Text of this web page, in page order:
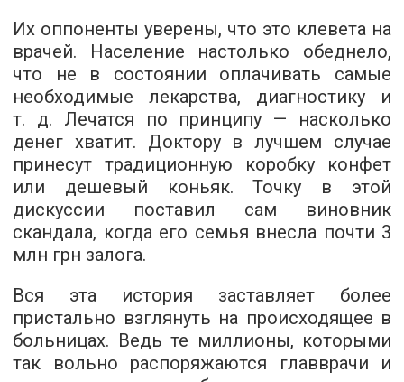
Их оппоненты уверены, что это клевета на
врачей. Население настолько обеднело,
что не в состоянии оплачивать самые
необходимые лекарства, диагностику и
т. д. Лечатся по принципу — насколько
денег хватит. Доктору в лучшем случае
принесут традиционную коробку конфет
или дешевый коньяк. Точку в этой
дискуссии поставил сам виновник
скандала, когда его семья внесла почти 3
млн грн залога.
Вся эта история заставляет более
пристально взглянуть на происходящее в
больницах. Ведь те миллионы, которыми
так вольно распоряжаются главврачи и